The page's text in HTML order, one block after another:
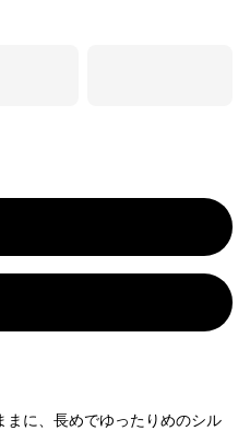
に、長めでゆったりめのシル